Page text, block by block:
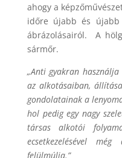
ahogy a
időre újabb és
ábrázolásairól.
A
sármőr.
„Anti gyakran
az alkotásaiban,
gondolatainak a
hol pedig egy nagy
társas alkotói
ecsetkezelésével
felülmúlja.”